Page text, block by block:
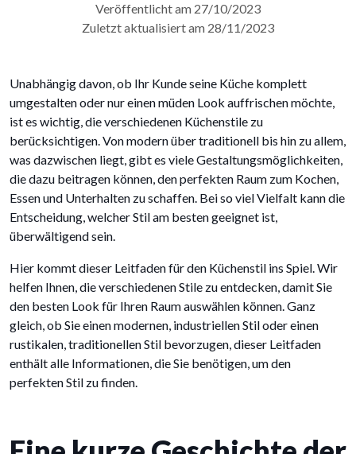
Veröffentlicht am 27/10/2023
Zuletzt aktualisiert am 28/11/2023
Unabhängig davon, ob Ihr Kunde seine Küche komplett
umgestalten oder nur einen müden Look auffrischen möchte,
ist es wichtig, die verschiedenen Küchenstile zu
berücksichtigen. Von modern über traditionell bis hin zu allem,
was dazwischen liegt, gibt es viele Gestaltungsmöglichkeiten,
die dazu beitragen können, den perfekten Raum zum Kochen,
Essen und Unterhalten zu schaffen. Bei so viel Vielfalt kann die
Entscheidung, welcher Stil am besten geeignet ist,
überwältigend sein.
Hier kommt dieser Leitfaden für den Küchenstil ins Spiel. Wir
helfen Ihnen, die verschiedenen Stile zu entdecken, damit Sie
den besten Look für Ihren Raum auswählen können. Ganz
gleich, ob Sie einen modernen, industriellen Stil oder einen
rustikalen, traditionellen Stil bevorzugen, dieser Leitfaden
enthält alle Informationen, die Sie benötigen, um den
perfekten Stil zu finden.